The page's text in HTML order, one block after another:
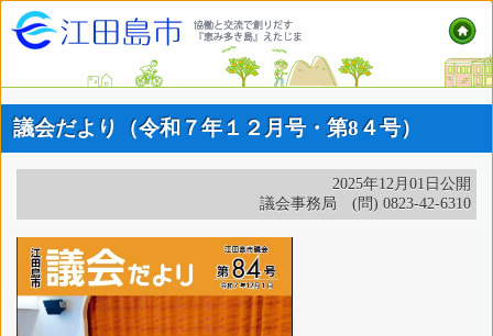
議会だより（令和７年１２月号・第8４号）
2025年12月01日公開
議会事務局 (問) 0823-42-6310